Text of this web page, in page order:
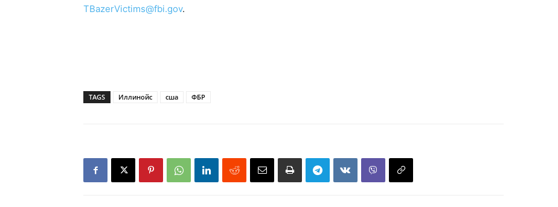
TBazerVictims@fbi.gov.
TAGS Иллинойс сша ФБР